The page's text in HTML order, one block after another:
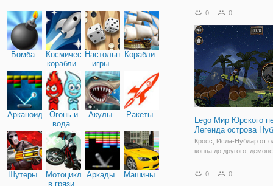
Бомба
Космические
корабли
Настольные
игры
Корабли
Арканоид
Огонь и
вода
Акулы Ракеты
Шутеры
Мотоциклы
в грязи
Аркады Машины
количество вражеских
атакуйте людей,
вертолет и
0 0
Lego Мир Юрского
Легенда острова
Кросс, Исла-Нублар от
конца до другого,
выполняя
0 0